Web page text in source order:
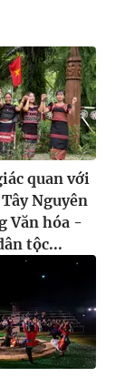
quan với
Nguyên
Văn hóa -
tộc...